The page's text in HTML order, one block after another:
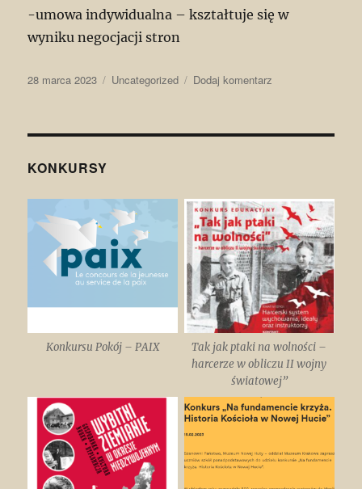
-umowa indywidualna – kształtuje się w
wyniku negocjacji stron
Data
28 marca 2023 Kategorie
Uncategorized Dodaj komentarz
KONKURSY
Konkursu Pokój – PAIX
Tak jak ptaki na wolności –
harcerze w obliczu II wojny
światowej”